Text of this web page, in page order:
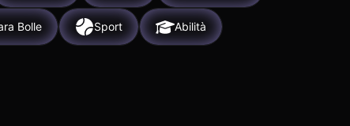
Bolle Sport Abilità